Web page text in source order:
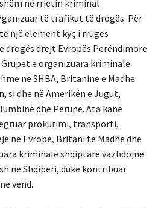
në rrjetin kriminal
të trafikut të drogës. Për
një element kyç i rrugës
drogës drejt Evropës Perëndimore
e organizuara kriminale
në SHBA, Britaninë e Madhe
si dhe në Amerikën e Jugut,
dhe Perunë. Ata kanë
prokurimi, transporti,
në Evropë, Britani të Madhe dhe
kriminale shqiptare vazhdojnë
në Shqipëri, duke kontribuar
vend.